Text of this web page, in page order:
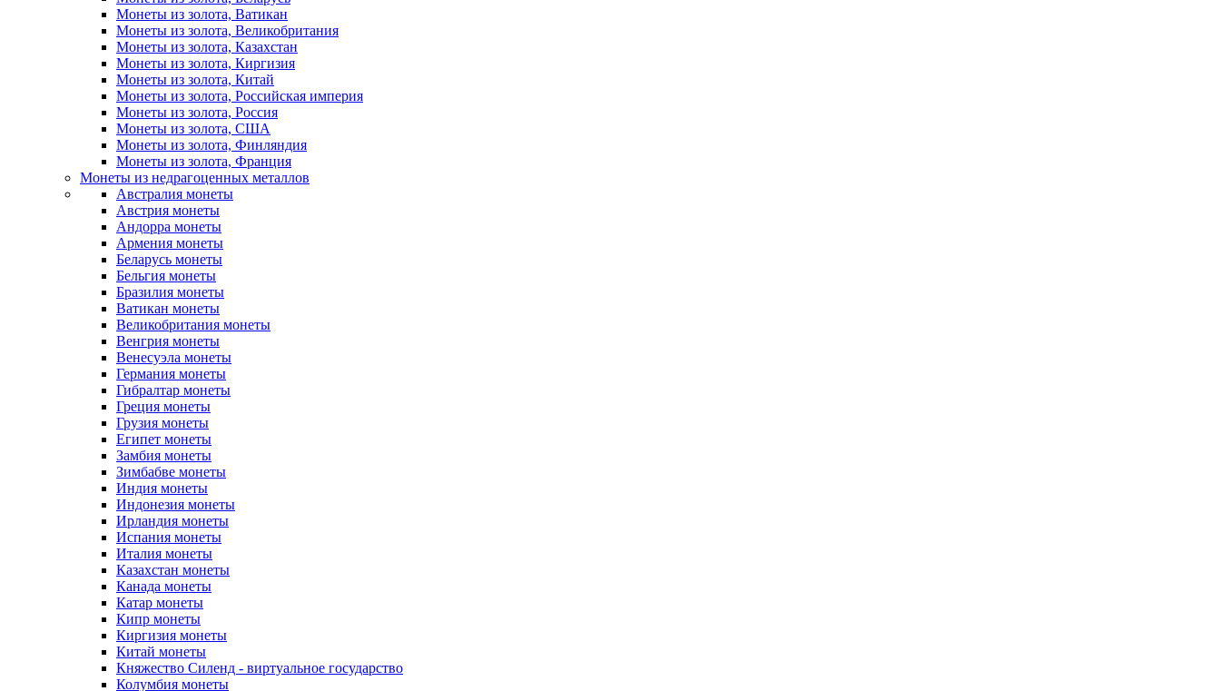
Монеты из золота, Ватикан
Монеты из золота, Великобритания
Монеты из золота, Казахстан
Монеты из золота, Киргизия
Монеты из золота, Китай
Монеты из золота, Российская империя
Монеты из золота, Россия
Монеты из золота, США
Монеты из золота, Финляндия
Монеты из золота, Франция
Монеты из недрагоценных металлов
Австралия монеты
Австрия монеты
Андорра монеты
Армения монеты
Беларусь монеты
Бельгия монеты
Бразилия монеты
Ватикан монеты
Великобритания монеты
Венгрия монеты
Венесуэла монеты
Германия монеты
Гибралтар монеты
Греция монеты
Грузия монеты
Египет монеты
Замбия монеты
Зимбабве монеты
Индия монеты
Индонезия монеты
Ирландия монеты
Испания монеты
Италия монеты
Казахстан монеты
Канада монеты
Катар монеты
Кипр монеты
Киргизия монеты
Китай монеты
Княжество Силенд - виртуальное государство
Колумбия монеты